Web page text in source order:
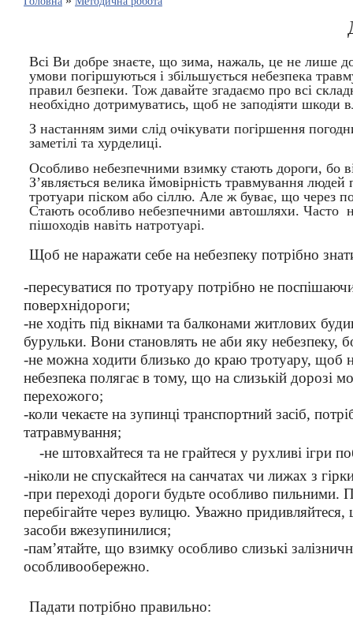
Всі Ви добре знаєте, що зима, нажаль, це не лише
умови погіршуються і збільшується небезпека
правил безпеки. Тож давайте згадаємо про всі
необхідно дотримуватись, щоб не заподіяти шкоди
З настанням зими слід очікувати погіршення
заметілі та хурделиці.
Особливо небезпечними взимку стають дороги, бо
З’являється велика ймовірність травмування
тротуари піском або сіллю. Але ж буває, що через
Стають особливо небезпечними автошляхи. Часто
пішоходів навіть натротуарі.
Щоб не наражати себе на небезпеку потрібно
-пересуватися по тротуару потрібно не
поверхнідороги;
-не ходіть під вікнами та балконами житлових
бурульки. Вони становлять не аби яку небезпеку,
-не можна ходити близько до краю тротуару, щоб
небезпека полягає в тому, що на слизькій дорозі
перехожого;
-коли чекаєте на зупинці транспортний засіб,
татравмування;
-не штовхайтеся та не грайтеся у рухливі ігри
-ніколи не спускайтеся на санчатах чи лижах з
-при переході дороги будьте особливо пильними.
перебігайте через вулицю. Уважно придивляйтеся,
засоби вжезупинилися;
-пам’ятайте, що взимку особливо слизькі
особливообережно.
Падати потрібно правильно: